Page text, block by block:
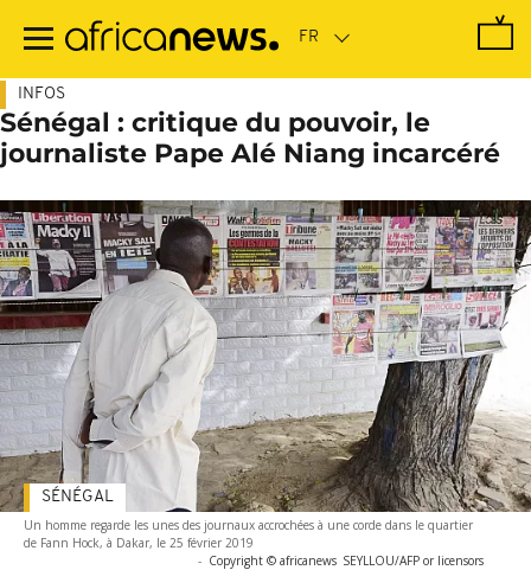
contenu
INFOS
Sénégal : critique du pouvoir, le
journaliste Pape Alé Niang incarcéré
Un homme regarde les unes des journaux accrochées à une corde dans le quartier
de Fann Hock, à Dakar, le 25 février 2019
- Copyright © africanews SEYLLOU/AFP or licensors
SÉNÉGAL